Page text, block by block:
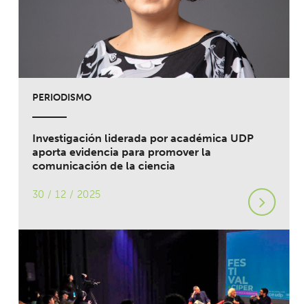
PERIODISMO
Investigación liderada por académica UDP
aporta evidencia para promover la
comunicación de la ciencia
30 / 12 / 2025